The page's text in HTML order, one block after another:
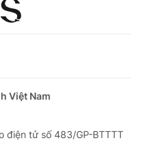
Việt Nam
điện tử số 483/GP-BTTTT